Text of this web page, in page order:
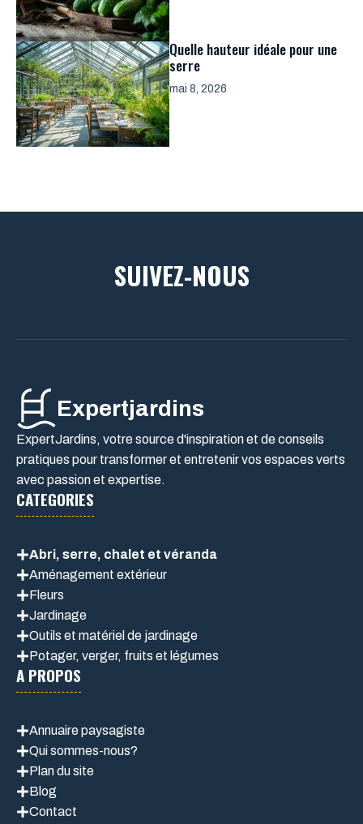
Quelle hauteur idéale pour une
serre
mai 8, 2026
SUIVEZ-NOUS
Expertjardins
ExpertJardins, votre source d'inspiration et de conseils
pratiques pour transformer et entretenir vos espaces verts
avec passion et expertise.
CATEGORIES
Abri, serre, chalet et véranda
Aménagement extérieur
Fleurs
Jardinage
Outils et matériel de jardinage
Potager, verger, fruits et légumes
A PROPOS
Annuaire paysagiste
Qui sommes-nous?
Plan du site
Blog
Contact